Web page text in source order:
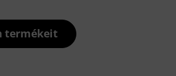
termékeit